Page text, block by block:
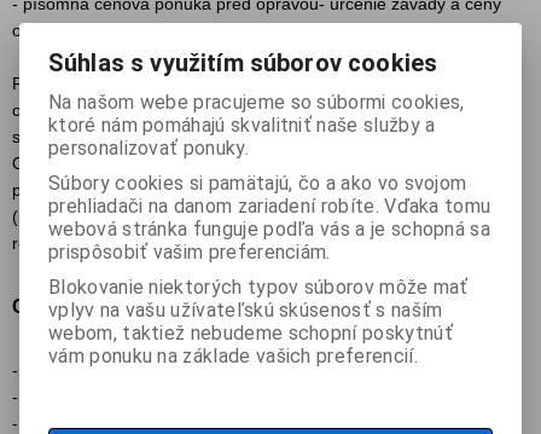
opravy / ND pred opravou... 20 - 40€
Pozor pri bleskových opravách: keď nám nedáte čas na dôkladné
otestovanie opraveného zariadenia aspoň 24 hodín u nás v
servise, nemôžeme poskytnúť záruku za opravu.
Opravu na počkanie preto využívajte len výnimočne a po
predbežnej objednávke / konzultácii aspoň deň vopred
(predovšetkým si rezervujte náhradné diely a objednajte /
rezervujte prítomnosť správneho technika)!
Cenník opravy reproduktorov:
- oprava / rekitovanie driver 1 až 2" ... 20 € / 1 kus
- oprava / rekitovanie 5" až 6,5" ......... 30 € / 1 kus
- oprava / rekitovanie 8" až 10" .......... 40 € / 1 kus
Súhlas s využitím súborov cookies
Na našom webe pracujeme so súbormi cookies,
ktoré nám pomáhajú skvalitniť naše služby a
personalizovať ponuky.
Súbory cookies si pamätajú, čo a ako vo svojom
prehliadači na danom zariadení robíte. Vďaka tomu
webová stránka funguje podľa vás a je schopná sa
prispôsobiť vašim preferenciám.
Blokovanie niektorých typov súborov môže mať
vplyv na vašu užívateľskú skúsenosť s naším
webom, taktiež nebudeme schopní poskytnúť
vám ponuku na základe vašich preferencií.